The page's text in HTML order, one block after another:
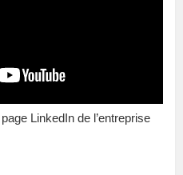
LinkedIn de l’entreprise